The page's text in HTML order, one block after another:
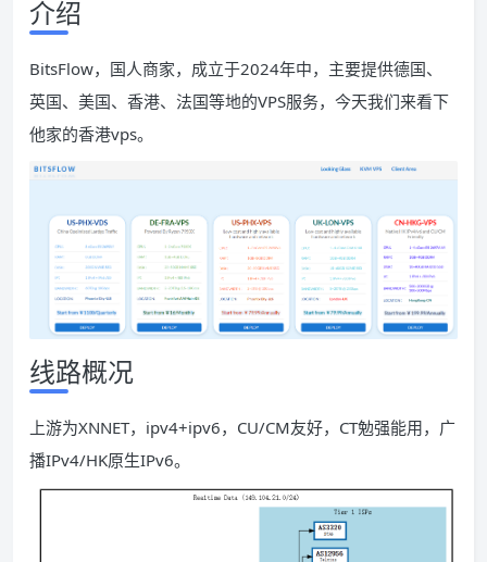
介绍
BitsFlow，国人商家，成立于2024年中，主要提供德国、
英国、美国、香港、法国等地的VPS服务，今天我们来看下
他家的香港vps。
线路概况
上游为XNNET，ipv4+ipv6，CU/CM友好，CT勉强能用，广
播IPv4/HK原生IPv6。